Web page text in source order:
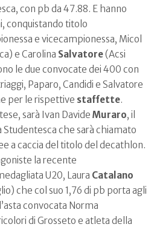
con pb da 47.88. E hanno
conquistando titolo
e vicecampionessa, Micol
e Carolina Salvatore(Acsi
le due convocate dei 400 con
Paparo, Candidi e Salvatore
per le rispettive staffette.
sarà Ivan Davide Muraro, il
che sarà chiamato
a caccia del titolo del decathlon.
la recente
U20, Laura Catalano
che col suo 1,76 di pb porta agli
convocata Norma
di Grosseto e atleta della